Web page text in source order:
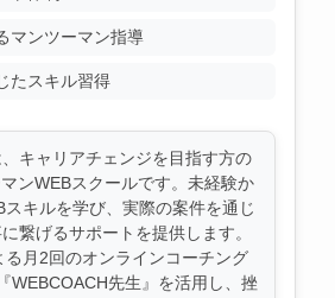
マンツーマン指導
たスキル習得
キャリアチェンジを目指す方の
ンWEBスクールです。未経験か
スキルを学び、実際の案件を通じ
繋げるサポートを提供します。
る月2回のオンラインコーチング
WEBCOACH先生』を活用し、挫